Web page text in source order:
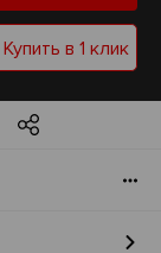
Купить в 1 клик